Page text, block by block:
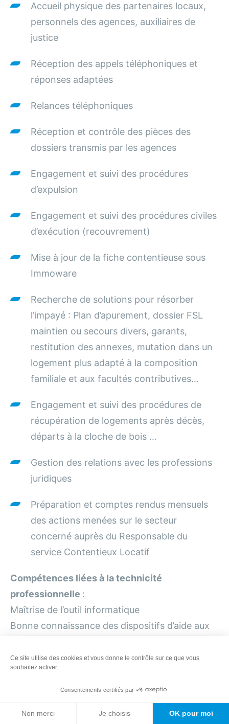
Accueil physique des partenaires locaux,
personnels des agences, auxiliaires de
justice
Réception des appels téléphoniques et
réponses adaptées
Relances téléphoniques
Réception et contrôle des pièces des
dossiers transmis par les agences
Engagement et suivi des procédures
d’expulsion
Engagement et suivi des procédures civiles
d’exécution (recouvrement)
Mise à jour de la fiche contentieuse sous
Immoware
Recherche de solutions pour résorber
l’impayé : Plan d’apurement, dossier FSL
maintien ou secours divers, garants,
restitution des annexes, mutation dans un
logement plus adapté à la composition
familiale et aux facultés contributives…
Engagement et suivi des procédures de
récupération de logements après décès,
départs à la cloche de bois …
Gestion des relations avec les professions
juridiques
Préparation et comptes rendus mensuels
des actions menées sur le secteur
concerné auprès du Responsable du
service Contentieux Locatif
Compétences liées à la technicité
professionnelle :
Maîtrise de l’outil informatique
Bonne connaissance des dispositifs d’aide aux
Réactivité d’intervention notamment en matière
Bonne connaissance des partenaires locaux
Ce site utilise des cookies et vous donne le contrôle sur ce que vous
souhaitez activer.
Consentements certifiés par
Non merci Je choisis OK pour moi